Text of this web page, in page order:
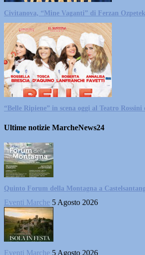
Civitanova, “Mine Vaganti” di Ferzan
“Belle Ripiene” in scena oggi al Teatro
Ultime notizie MarcheNews24
Quinto Forum della Montagna a
Eventi Marche 5 Agosto 2026
Eventi Marche 5 Agosto 2026